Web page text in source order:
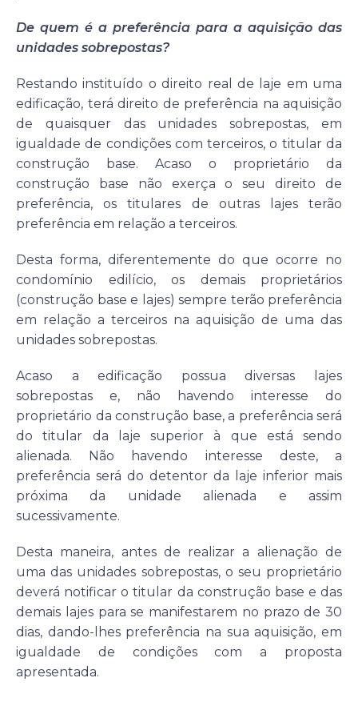
De quem é a preferência para a aquisição das
unidades sobrepostas?
Restando instituído o direito real de laje em uma
edificação, terá direito de preferência na aquisição
de quaisquer das unidades sobrepostas, em
igualdade de condições com terceiros, o titular da
construção base. Acaso o proprietário da
construção base não exerça o seu direito de
preferência, os titulares de outras lajes terão
preferência em relação a terceiros.
Desta forma, diferentemente do que ocorre no
condomínio edilício, os demais proprietários
(construção base e lajes) sempre terão preferência
em relação a terceiros na aquisição de uma das
unidades sobrepostas.
Acaso a edificação possua diversas lajes
sobrepostas e, não havendo interesse do
proprietário da construção base, a preferência será
do titular da laje superior à que está sendo
alienada. Não havendo interesse deste, a
preferência será do detentor da laje inferior mais
próxima da unidade alienada e assim
sucessivamente.
Desta maneira, antes de realizar a alienação de
uma das unidades sobrepostas, o seu proprietário
deverá notificar o titular da construção base e das
demais lajes para se manifestarem no prazo de 30
dias, dando-lhes preferência na sua aquisição, em
igualdade de condições com a proposta
apresentada.